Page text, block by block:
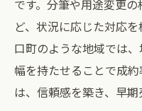
です。分筆や用途変更
ど、状況に応じた対応
口町のような地域では
幅を持たせることで成
は、信頼感を築き、早期